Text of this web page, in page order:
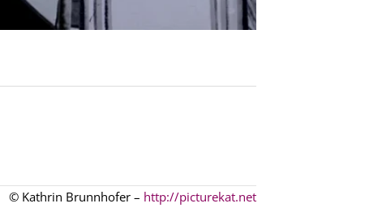
© Kathrin Brunnhofer – http://picturekat.net